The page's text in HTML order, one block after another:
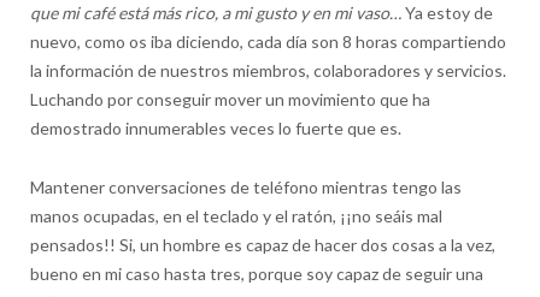
que mi café está más rico, a mi gusto y en mi vaso…Ya estoy de
nuevo, como os iba diciendo, cada día son 8 horas compartiendo
la información de nuestros miembros, colaboradores y servicios.
Luchando por conseguir mover un movimiento que ha
demostrado innumerables veces lo fuerte que es.
Mantener conversaciones de teléfono mientras tengo las
manos ocupadas, en el teclado y el ratón, ¡¡no seáis mal
pensados!! Si, un hombre es capaz de hacer dos cosas a la vez,
bueno en mi caso hasta tres, porque soy capaz de seguir una